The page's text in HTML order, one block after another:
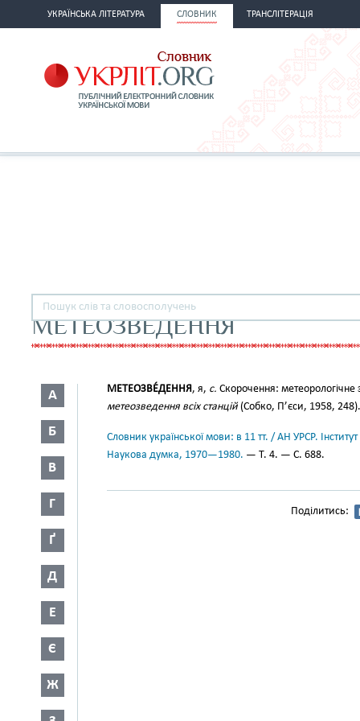
УКРАЇНСЬКА ЛІТЕРАТУРА СЛОВНИК ТРАНСЛІТЕРАЦІЯ
МЕТЕОЗВЕДЕННЯ
А
Б
В
Г
Ґ
Д
Е
Є
Ж
МЕТЕОЗВЕ́ДЕННЯ, я, с. Скорочення:
метеозведення всіх станцій (Собко, П’єси, 1958, 248).
Словник української мови: в 11 тт. / АН УРСР.
Наукова думка, 1970—1980. — Т. 4. — С. 688.
Поділитись: